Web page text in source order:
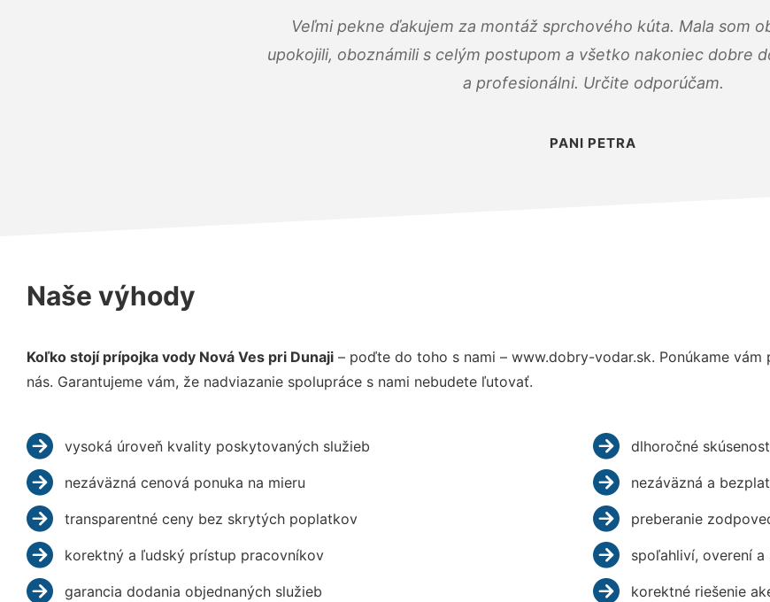
Veľmi pekne ďakujem za montáž sprchového kúta. Mala som
upokojili, oboznámili s celým postupom a všetko nakoniec dobre
a profesionálni. Určite odporúčam.
PANI PETRA
Naše výhody
Koľko stojí prípojka vody Nová Ves pri Dunaji – poďte do toho s nami – www.dobry-vodar.sk. Ponúkame
nás. Garantujeme vám, že nadviazanie spolupráce s nami nebudete ľutovať.
vysoká úroveň kvality poskytovaných služieb
nezáväzná cenová ponuka na mieru
transparentné ceny bez skrytých poplatkov
korektný a ľudský prístup pracovníkov
garancia dodania objednaných služieb
dlhoročné
nezáväzná a
preberanie
spoľahliví, overení
korektné riešenie